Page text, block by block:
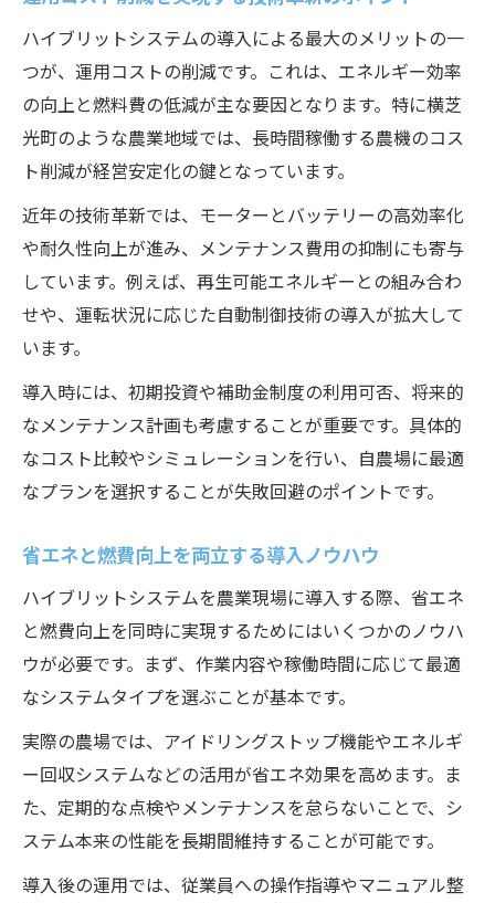
ハイブリットシステムの導入による最大のメリットの一
つが、運用コストの削減です。これは、エネルギー効率
の向上と燃料費の低減が主な要因となります。特に横芝
光町のような農業地域では、長時間稼働する農機のコス
ト削減が経営安定化の鍵となっています。
近年の技術革新では、モーターとバッテリーの高効率化
や耐久性向上が進み、メンテナンス費用の抑制にも寄与
しています。例えば、再生可能エネルギーとの組み合わ
せや、運転状況に応じた自動制御技術の導入が拡大して
います。
導入時には、初期投資や補助金制度の利用可否、将来的
なメンテナンス計画も考慮することが重要です。具体的
なコスト比較やシミュレーションを行い、自農場に最適
なプランを選択することが失敗回避のポイントです。
省エネと燃費向上を両立する導入ノウハウ
ハイブリットシステムを農業現場に導入する際、省エネ
と燃費向上を同時に実現するためにはいくつかのノウハ
ウが必要です。まず、作業内容や稼働時間に応じて最適
なシステムタイプを選ぶことが基本です。
実際の農場では、アイドリングストップ機能やエネルギ
ー回収システムなどの活用が省エネ効果を高めます。ま
た、定期的な点検やメンテナンスを怠らないことで、シ
ステム本来の性能を長期間維持することが可能です。
導入後の運用では、従業員への操作指導やマニュアル整